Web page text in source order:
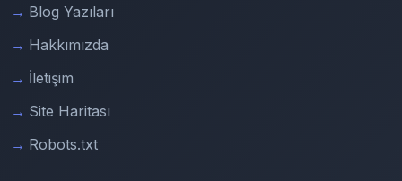
Blog Yazıları
Hakkımızda
İletişim
Site Haritası
Robots.txt